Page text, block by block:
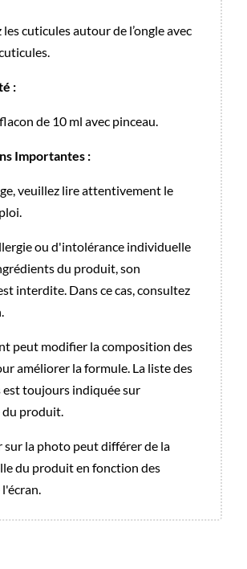
cuticules autour de l’ongle avec
:
de 10 ml avec pinceau.
Importantes :
veuillez lire attentivement le
ou d'intolérance individuelle
du produit, son
interdite. Dans ce cas, consultez
peut modifier la composition des
améliorer la formule. La liste des
toujours indiquée sur
produit.
sur la photo peut différer de la
du produit en fonction des